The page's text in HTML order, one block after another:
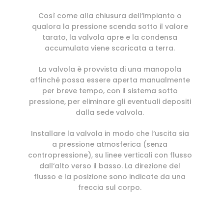
Così come alla chiusura dell‘impianto o
qualora la pressione scenda sotto il valore
tarato, la valvola apre e la condensa
accumulata viene scaricata a terra.
La valvola è provvista di una manopola
affinché possa essere aperta manualmente
per breve tempo, con il sistema sotto
pressione, per eliminare gli eventuali depositi
dalla sede valvola.
Installare la valvola in modo che l‘uscita sia
a pressione atmosferica (senza
contropressione), su linee verticali con flusso
dall‘alto verso il basso. La direzione del
flusso e la posizione sono indicate da una
freccia sul corpo.